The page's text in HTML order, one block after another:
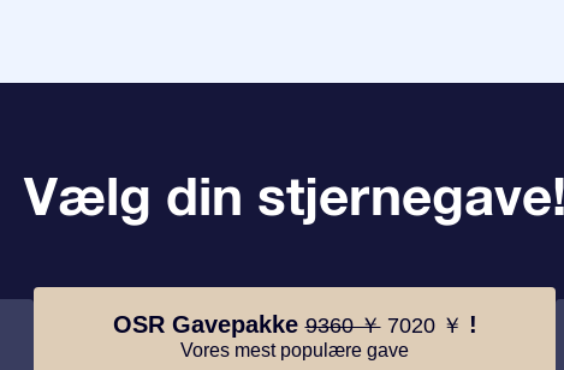
Vælg din
OSR Gavepakke9360 ￥ 7020 ￥ !
Vores mest populære gave